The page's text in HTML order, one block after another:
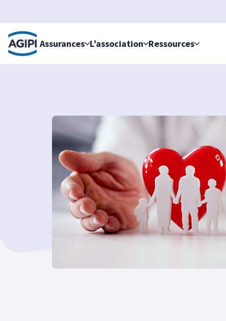
Accès au menu
Accès au contenu principal
Assurances L’association Ressources